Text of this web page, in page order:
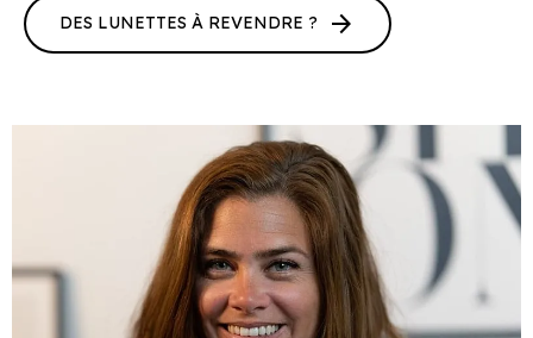
DES LUNETTES À REVENDRE ? arrow_forward